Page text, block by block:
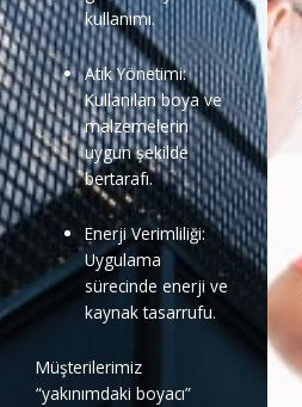
kullanımı.
Atık Yönetimi:
Kullanılan boya ve
malzemelerin
uygun şekilde
bertarafı.
Enerji Verimliliği:
Uygulama
sürecinde enerji ve
kaynak tasarrufu.
Müşterilerimiz
“yakınımdaki boyacı”